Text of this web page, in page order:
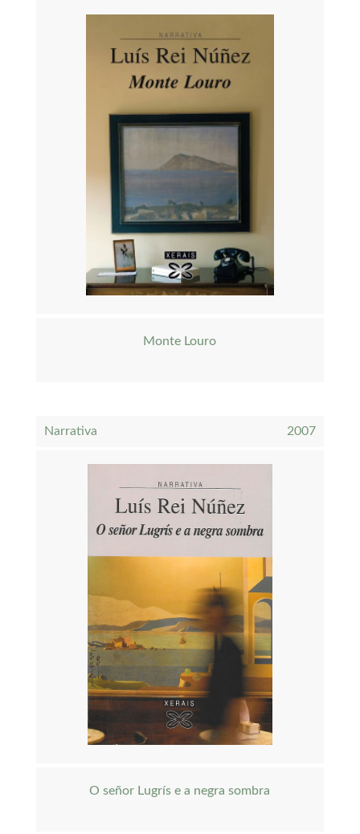
Monte Louro
Narrativa 2007
O señor Lugrís e a negra sombra